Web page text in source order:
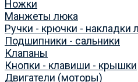
Ножки
Манжеты люка
Ручки - крючки - накладки
Подшипники - сальники
Клапаны
Кнопки - клавиши - крышки
Двигатели (моторы)